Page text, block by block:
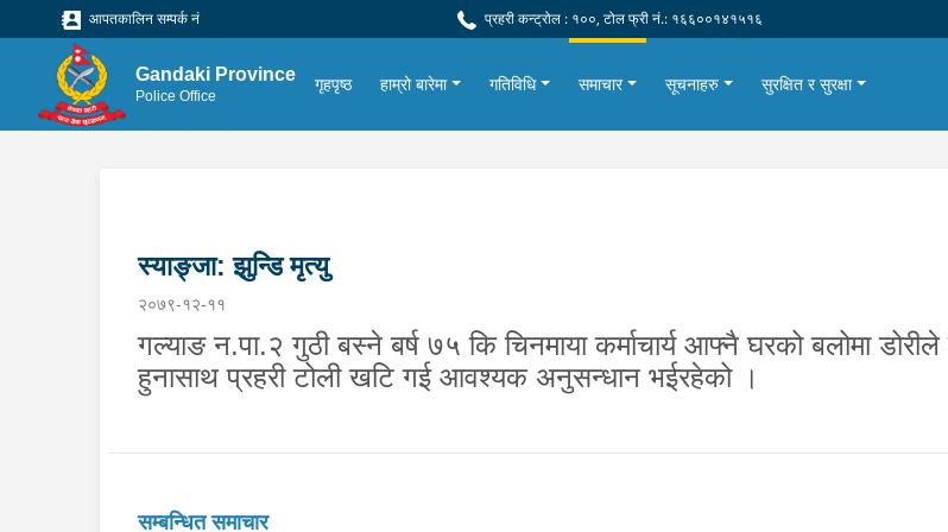
आपतकालिन सम्पर्क नं प्रहरी कन्ट्रोल : १००, टोल फ्री नं.: १६६००१४१५१६
Gandaki Province
Police Office
गृहपृष्ठ हाम्रो बारेमा गतिविधि समाचार सूचनाहरु सुरक्षित र सुरक्षा
स्याङ्जा: झुन्डि मृत्यु
२०७९-१२-११
गल्याङ न.पा.२ गुठी बस्ने बर्ष ७५ कि चिनमाया कर्माचार्य आफ्नै घरको बलोमा
हुनासाथ प्रहरी टोली खटि गई आवश्यक अनुसन्धान भईरहेको ।
सम्बन्धित समाचार